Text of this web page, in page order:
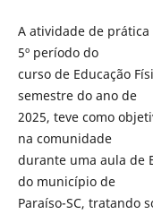
A atividade de prática
5º período do
curso de Educação
semestre do ano de
2025, teve como
na comunidade
durante uma aula de
do município de
Paraíso-SC, tratando